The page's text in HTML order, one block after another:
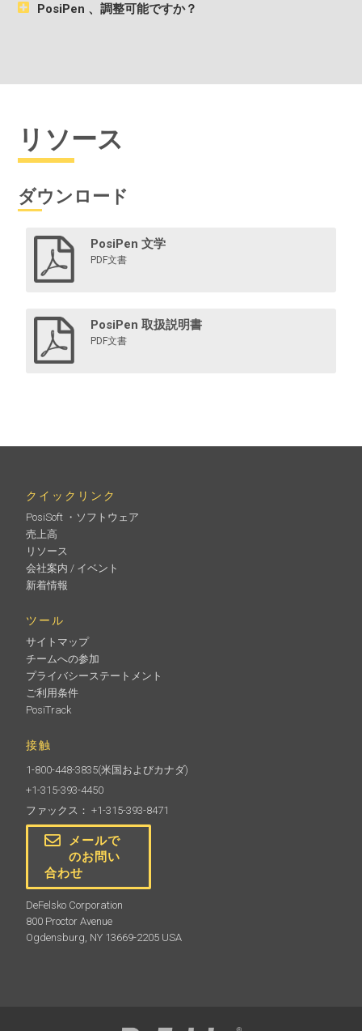
PosiPen 、調整可能ですか？
リソース
ダウンロード
PosiPen 文学
PDF文書
PosiPen 取扱説明書
PDF文書
クイックリンク
PosiSoft ・ソフトウェア
売上高
リソース
会社案内 / イベント
新着情報
ツール
サイトマップ
チームへの参加
プライバシーステートメント
ご利用条件
PosiTrack
接触
1-800-448-3835(米国およびカナダ)
+1-315-393-4450
ファックス： +1-315-393-8471
メールで
のお問い
合わせ
DeFelsko Corporation
800 Proctor Avenue
Ogdensburg, NY 13669-2205 USA